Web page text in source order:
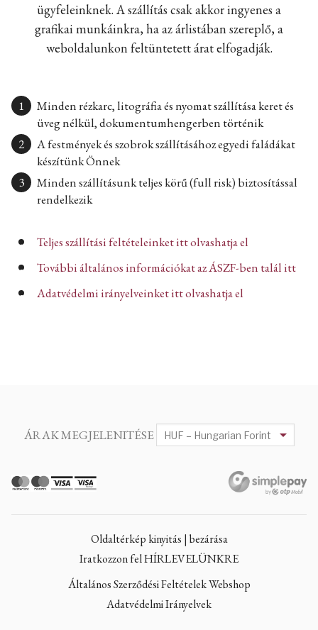
ügyfeleinknek. A szállítás csak akkor ingyenes a
grafikai munkáinkra, ha az árlistában szereplő, a
weboldalunkon feltüntetett árat elfogadják.
Minden rézkarc, litográfia és nyomat szállítása keret és
üveg nélkül, dokumentumhengerben történik
A festmények és szobrok szállításához egyedi faládákat
készítünk Önnek
Minden szállításunk teljes körű (full risk) biztosítással
rendelkezik
Teljes szállítási feltételeinket itt olvashatja el
További általános információkat az ÁSZF-ben talál itt
Adatvédelmi irányelveinket itt olvashatja el
ÁRAK MEGJELENITÉSE
Oldaltérkép kinyitás | bezárása
Iratkozzon fel HÍRLEVELÜNKRE
Általános Szerződési Feltételek Webshop
Adatvédelmi Irányelvek